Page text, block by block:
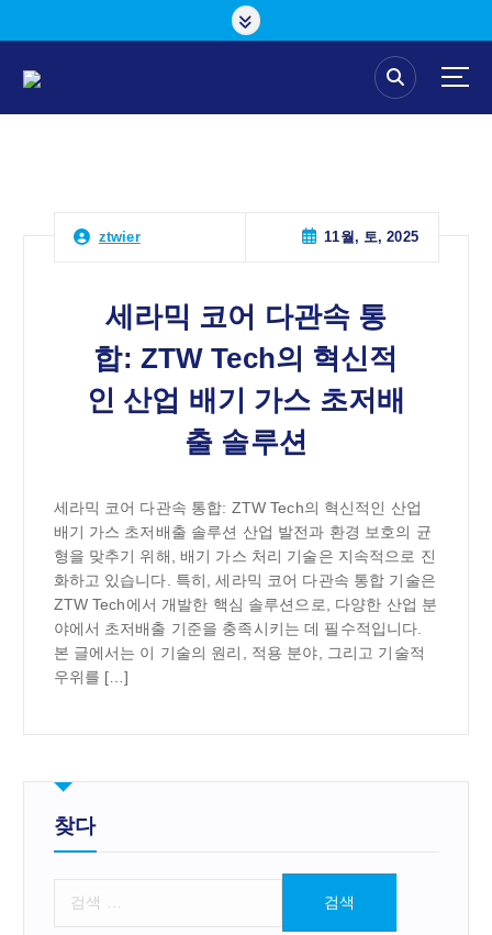
ztwier 11월, 토, 2025
세라믹 코어 다관속 통
합: ZTW Tech의 혁신적
인 산업 배기 가스 초저배
출 솔루션
세라믹 코어 다관속 통합: ZTW Tech의 혁신적인 산업
배기 가스 초저배출 솔루션 산업 발전과 환경 보호의 균
형을 맞추기 위해, 배기 가스 처리 기술은 지속적으로 진
화하고 있습니다. 특히, 세라믹 코어 다관속 통합 기술은
ZTW Tech에서 개발한 핵심 솔루션으로, 다양한 산업 분
야에서 초저배출 기준을 충족시키는 데 필수적입니다.
본 글에서는 이 기술의 원리, 적용 분야, 그리고 기술적
우위를 […]
찾다